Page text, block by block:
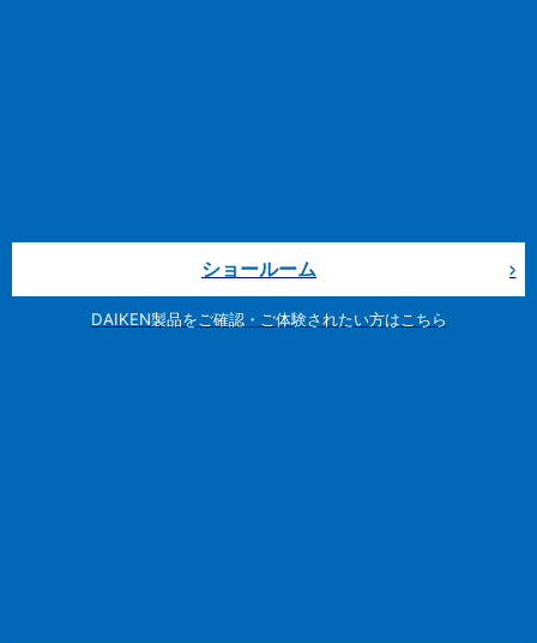
ショールーム
DAIKEN製品をご確認・ご体験されたい方はこちら